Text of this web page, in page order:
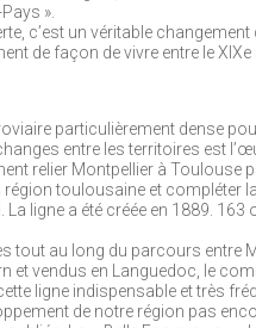
».
c’est un véritable
de façon de vivre entre le XIXe
particulièrement dense
entre les territoires est
relier Montpellier à Toulouse
région toulousaine et compléter
ligne a été créée en 1889.
tout au long du parcours entre
et vendus en Languedoc, le
ligne indispensable et très
de notre région pas